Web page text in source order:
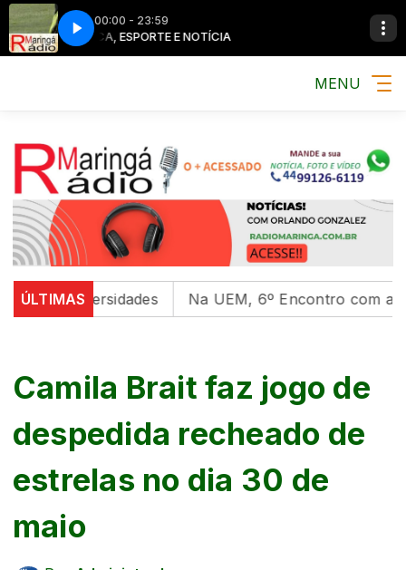
00:00 - 23:59
MÚSICA, ESPORTE E NOTÍCIA MÚSICA,
MENU
ÚLTIMAS
universidades Na UEM, 6º Encontro com as
Camila Brait faz jogo de
despedida recheado de
estrelas no dia 30 de
maio